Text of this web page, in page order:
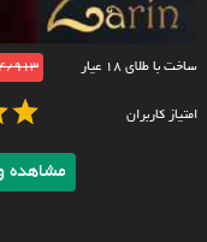
ساخت با طلای ۱۸ عیار 913
امتیاز کاربران
مشاهده